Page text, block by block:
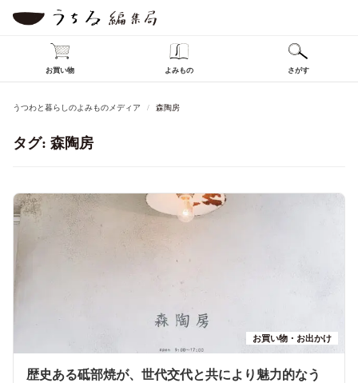
お買い物 よみもの さがす
うつわと暮らしのよみものメディア 森陶房
タグ: 森陶房
お買い物・お出かけ
歴史ある砥部焼が、世代交代と共により魅力的なう